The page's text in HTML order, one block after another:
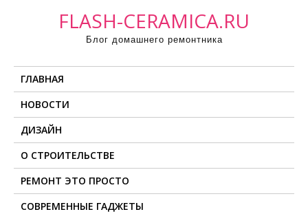
FLASH-CERAMICA.RU
Блог домашнего ремонтника
ГЛАВНАЯ
НОВОСТИ
ДИЗАЙН
О СТРОИТЕЛЬСТВЕ
РЕМОНТ ЭТО ПРОСТО
СОВРЕМЕННЫЕ ГАДЖЕТЫ